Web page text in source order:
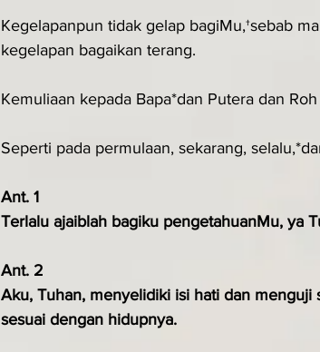
Kegelapanpun tidak gelap bagiMu,†sebab
kegelapan bagaikan terang.
Kemuliaan kepada Bapa*dan Putera dan
Seperti pada permulaan, sekarang,
Ant. 1
Terlalu ajaiblah bagiku pengetahuanMu, ya
Ant. 2
Aku, Tuhan, menyelidiki isi hati dan
sesuai dengan hidupnya.